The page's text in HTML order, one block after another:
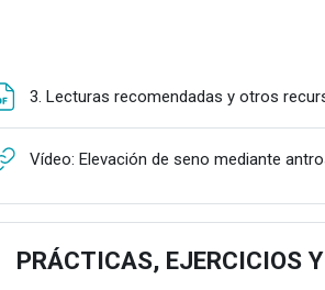
3. Lecturas recomendadas y otros
Vídeo: Elevación de seno mediante
PRÁCTICAS, EJERCICIOS